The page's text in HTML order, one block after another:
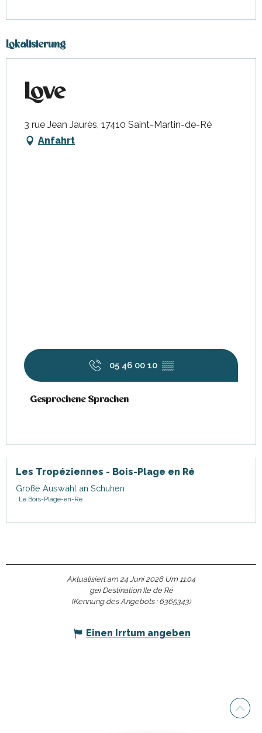
Lokalisierung
Love
3 rue Jean Jaurès, 17410 Saint-Martin-de-Ré
Anfahrt
05 46 00 10 ▒▒
Gesprochene Sprachen
Gesprochene Sprachen
Les Tropéziennes - Bois-Plage en Ré
Große Auswahl an Schuhen
Le Bois-Plage-en-Ré
Aktualisiert am 24 Juni 2026 Um 11:04
gei Destination Ile de Ré
(Kennung des Angebots : 6365343)
Einen Irrtum angeben